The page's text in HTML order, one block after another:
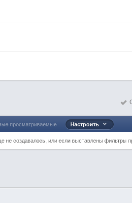
просматриваемые Настроить
создавалось, или если выставлены фильтры